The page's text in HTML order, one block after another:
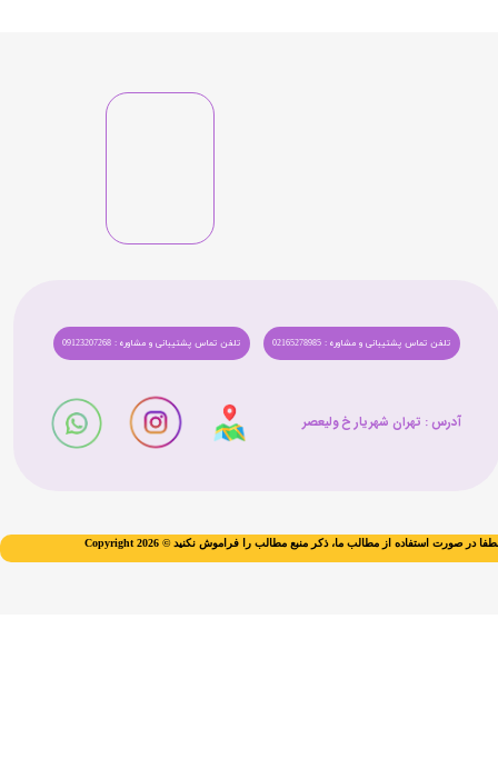
تلفن تماس پشتیبانی و مشاوره : 09123207268 تلفن تماس پشتیبانی و مشاوره : 02165278985
آدرس : تهران شهریار خ ولیعصر​​​​​​​